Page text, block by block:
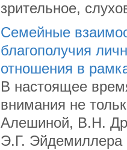
зрительное,
Семейные
благополучия
отношения в
В настоящее
внимания не
Алешиной, В.Н.
Э.Г. Эйдемиллера